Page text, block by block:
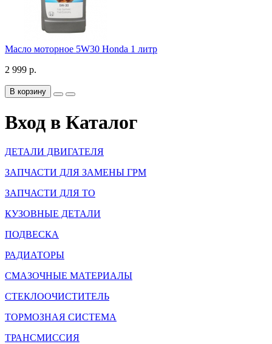
Масло моторное 5W30 Honda 1 литр
2 999 р.
В корзину
Вход в Каталог
ДЕТАЛИ ДВИГАТЕЛЯ
ЗАПЧАСТИ ДЛЯ ЗАМЕНЫ ГРМ
ЗАПЧАСТИ ДЛЯ ТО
КУЗОВНЫЕ ДЕТАЛИ
ПОДВЕСКА
РАДИАТОРЫ
СМАЗОЧНЫЕ МАТЕРИАЛЫ
СТЕКЛООЧИСТИТЕЛЬ
ТОРМОЗНАЯ СИСТЕМА
ТРАНСМИССИЯ